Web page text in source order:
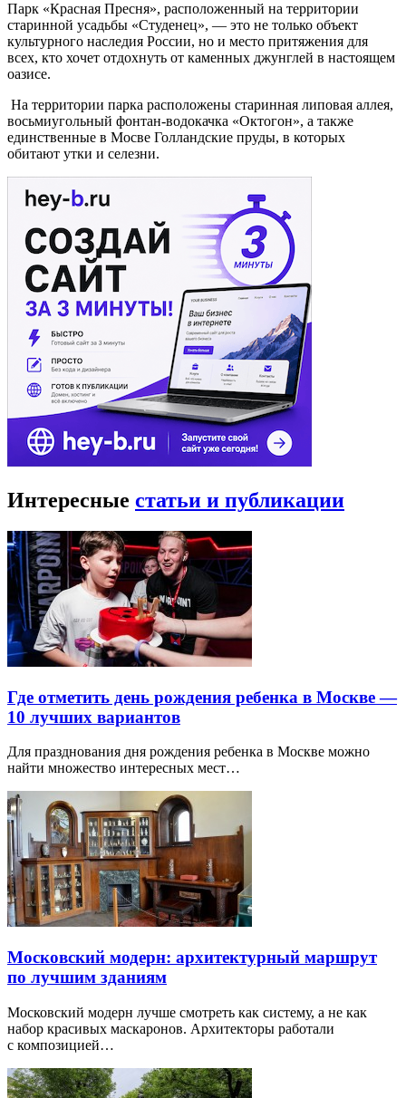
Парк «Красная Пресня», расположенный на территории
старинной усадьбы «Студенец», — это не только объект
культурного наследия России, но и место притяжения для
всех, кто хочет отдохнуть от каменных джунглей в настоящем
оазисе.
На территории парка расположены старинная липовая аллея,
восьмиугольный фонтан-водокачка «Октогон», а также
единственные в Мосве Голландские пруды, в которых
обитают утки и селезни.
Интересные статьи и публикации
Где отметить день рождения ребенка в Москве —
10 лучших вариантов
Для празднования дня рождения ребенка в Москве можно
найти множество интересных мест…
Московский модерн: архитектурный маршрут
по лучшим зданиям
Московский модерн лучше смотреть как систему, а не как
набор красивых маскаронов. Архитекторы работали
с композицией…